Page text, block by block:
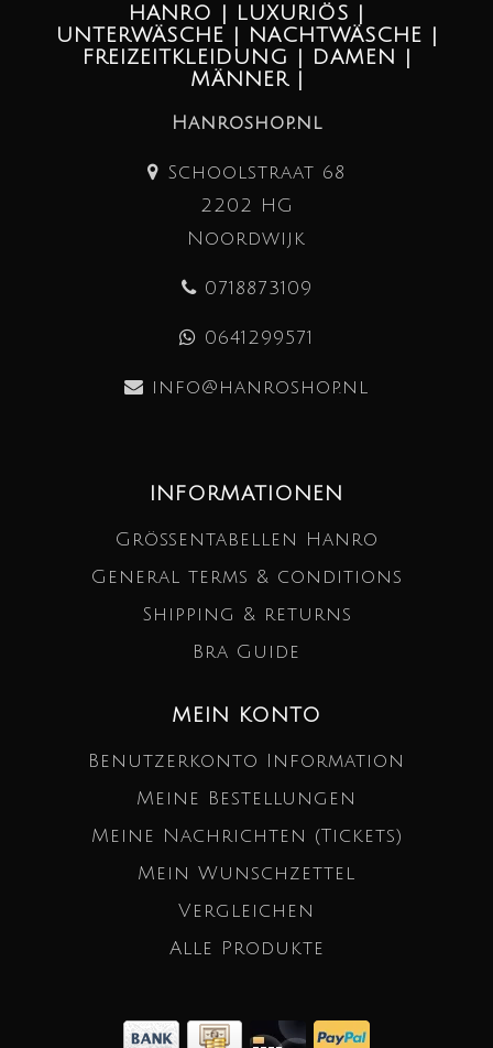
HANRO | LUXURIÖS |
UNTERWÄSCHE | NACHTWÄSCHE |
FREIZEITKLEIDUNG | DAMEN |
MÄNNER |
Hanroshop.nl
Schoolstraat 68
2202 HG
Noordwijk
0718873109
0641299571
info@hanroshop.nl
INFORMATIONEN
Größentabellen Hanro
General terms & conditions
Shipping & returns
Bra Guide
MEIN KONTO
Benutzerkonto Information
Meine Bestellungen
Meine Nachrichten (Tickets)
Mein Wunschzettel
Vergleichen
Alle Produkte